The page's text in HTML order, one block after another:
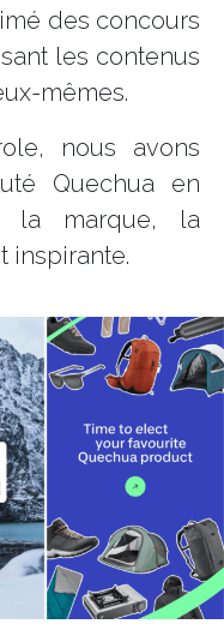
des concours
les contenus
mêmes.
nous avons
Quechua en
la marque, la
inspirante.